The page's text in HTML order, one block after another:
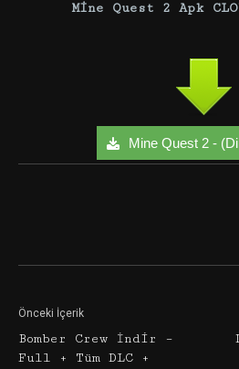
Mine Quest 2 Apk
Mine Quest 2 -
Önceki İçerik
Bomber Crew İndir –
Full + Tüm DLC +